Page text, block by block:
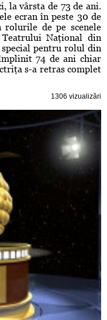
la vârsta de 73 de ani.
ecran în peste 30 de
de pe scenele
Naţional din
pentru rolul din
74 de ani chiar
s-a retras complet
1306 vizualizări